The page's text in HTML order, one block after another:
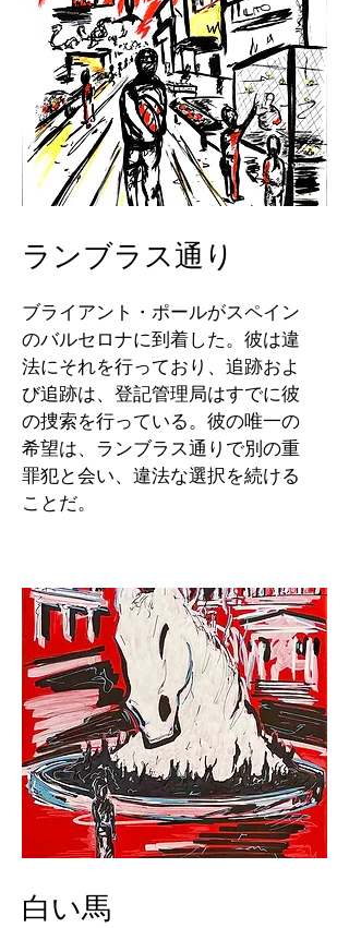
ランブラス通り
ブライアント・ポールがスペイン
のバルセロナに到着した。彼は違
法にそれを行っており、追跡およ
び追跡は、登記管理局はすでに彼
の捜索を行っている。彼の唯一の
希望は、ランブラス通りで別の重
罪犯と会い、違法な選択を続ける
ことだ。
白い馬